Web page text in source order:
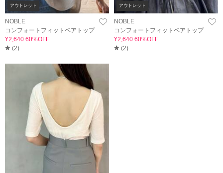
アウトレット
NOBLE
コンフォートフィットベアトップ
¥2,640 60%OFF
(2)
アウトレット
NOBLE
コンフォートフィットベアトップ
¥2,640 60%OFF
(2)